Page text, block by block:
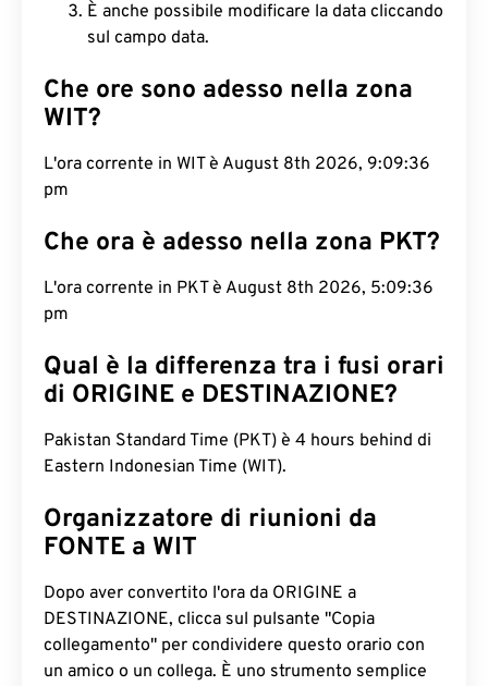
È anche possibile modificare la data cliccando
sul campo data.
Che ore sono adesso nella zona
WIT?
L'ora corrente in WIT è August 8th 2026, 9:09:37
pm
Che ora è adesso nella zona PKT?
L'ora corrente in PKT è August 8th 2026, 5:09:37
pm
Qual è la differenza tra i fusi orari
di ORIGINE e DESTINAZIONE?
Pakistan Standard Time (PKT) è 4 hours behind di
Eastern Indonesian Time (WIT).
Organizzatore di riunioni da
FONTE a WIT
Dopo aver convertito l'ora da ORIGINE a
DESTINAZIONE, clicca sul pulsante "Copia
collegamento" per condividere questo orario con
un amico o un collega. È uno strumento semplice